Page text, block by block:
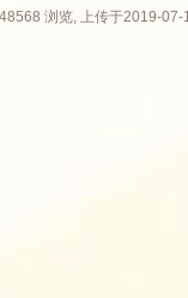
，北美樱桃全屋定
浏览, 上传于2019-07-